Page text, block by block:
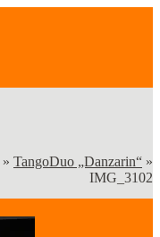
» TangoDuo „Danzarin“ »
IMG_3102